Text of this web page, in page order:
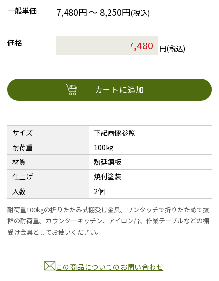
一般単価
7,480円 ～ 8,250円(税込)
価格
円(税込)
カートに追加
サイズ
下記画像参照
耐荷重
100kg
材質
熱延銅板
仕上げ
焼付塗装
入数
2個
耐荷重100kgの折りたたみ式棚受け金具。ワンタッチで折りたためて抜
群の耐荷重。カウンターキッチン、アイロン台、作業テーブルなどの棚
受け金具としてお使いください。
この商品についてのお問い合わせ